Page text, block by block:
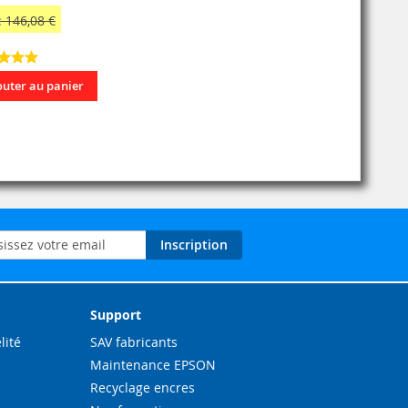
146,08 €
au panier
Inscription
Support
SAV fabricants
Maintenance EPSON
Recyclage encres